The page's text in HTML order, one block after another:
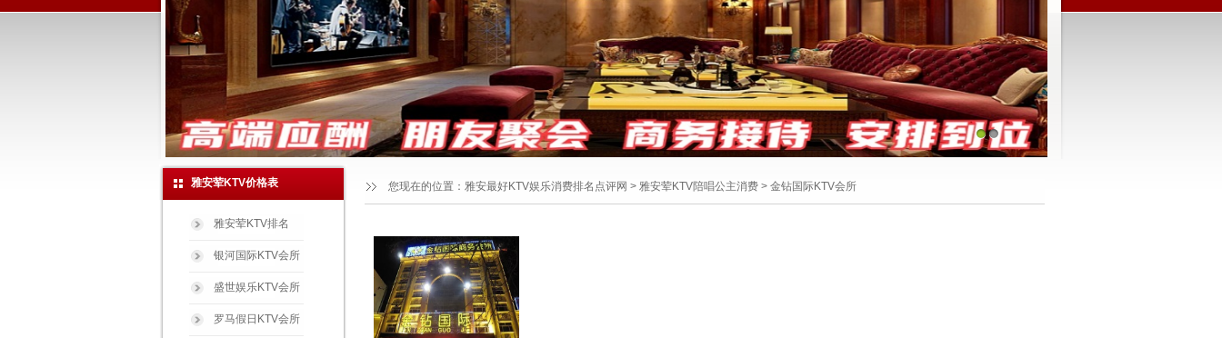
1 2
雅安荤KTV价格表
雅安荤KTV排名
银河国际KTV会所
盛世娱乐KTV会所
罗马假日KTV会所
您现在的位置： 雅安最好KTV娱乐消费排名点评网 > 雅安荤KTV陪唱公主消费 > 金钻国际KTV会所